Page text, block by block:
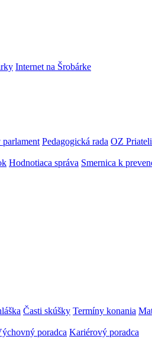
Internet na Šrobárke
parlament Pedagogická rada OZ
Hodnotiaca správa Smernica k
Časti skúšky Termíny konania
poradca Kariérový poradca